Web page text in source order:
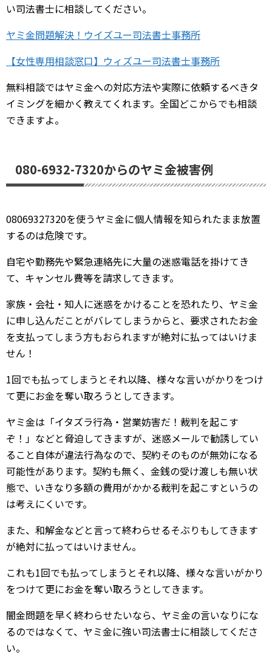
い司法書士に相談してください。
ヤミ金問題解決！ウイズユー司法書士事務所
【女性専用相談窓口】ウィズユー司法書士事務所
無料相談ではヤミ金への対応方法や実際に依頼するべきタ
イミングを細かく教えてくれます。全国どこからでも相談
できますよ。
080-6932-7320からのヤミ金被害例
08069327320を使うヤミ金に個人情報を知られたまま放置
するのは危険です。
自宅や勤務先や緊急連絡先に大量の迷惑電話を掛けてき
て、キャンセル費等を請求してきます。
家族・会社・知人に迷惑をかけることを恐れたり、ヤミ金
に申し込んだことがバレてしまうからと、要求されたお金
を支払ってしまう方もおられますが絶対に払ってはいけま
せん！
1回でも払ってしまうとそれ以降、様々な言いがかりをつけ
て更にお金を奪い取ろうとしてきます。
ヤミ金は「イタズラ行為・営業妨害だ！裁判を起こす
ぞ！」などと脅迫してきますが、迷惑メールで勧誘してい
ること自体が違法行為なので、契約そのものが無効になる
可能性があります。契約も無く、金銭の受け渡しも無い状
態で、いきなり多額の費用がかかる裁判を起こすというの
は考えにくいです。
また、和解金などと言って終わらせるそぶりもしてきます
が絶対に払ってはいけません。
これも1回でも払ってしまうとそれ以降、様々な言いがかり
をつけて更にお金を奪い取ろうとしてきます。
闇金問題を早く終わらせたいなら、ヤミ金の言いなりにな
るのではなくて、ヤミ金に強い司法書士に相談してくださ
い。